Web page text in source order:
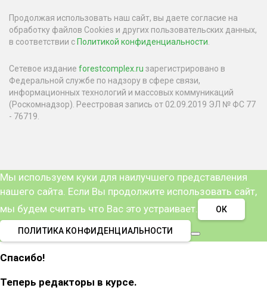
Продолжая использовать наш сайт, вы даете согласие на
обработку файлов Cookies и других пользовательских данных,
в соответствии с Политикой конфиденциальности.
Сетевое издание forestcomplex.ru зарегистрировано в
Федеральной службе по надзору в сфере связи,
информационных технологий и массовых коммуникаций
(Роскомнадзор). Реестровая запись от 02.09.2019 ЭЛ № ФС 77
- 76719.
Мы используем куки для наилучшего представления
нашего сайта. Если Вы продолжите использовать сайт,
мы будем считать что Вас это устраивает.
ОК
ПОЛИТИКА КОНФИДЕНЦИАЛЬНОСТИ
Спасибо!
Теперь редакторы в курсе.